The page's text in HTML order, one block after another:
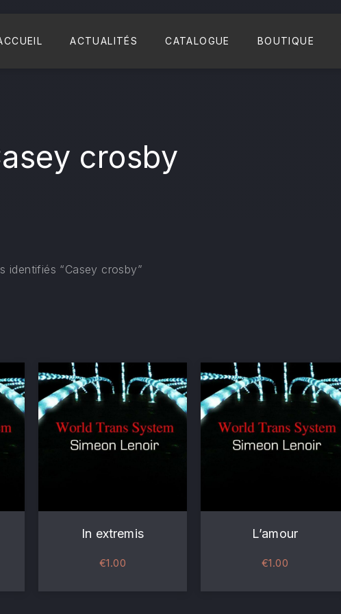
ACTUALITÉS CATALOGUE BOUTIQUE
crosby
identifiés “Casey crosby”
In extremis
€1.00
L’amour
€1.00